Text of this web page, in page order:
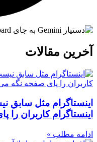
آخرین مقالات
اینستاگرام مثل
اینستاگرام کاربران
ادامه مطلب »